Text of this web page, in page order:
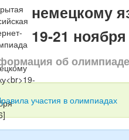
немецкому
19-21
об олимпиаде
участия в олимпиадах